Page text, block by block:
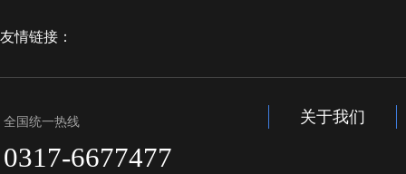
友情链接：
全国统一热线
0317-6677477
关于我们